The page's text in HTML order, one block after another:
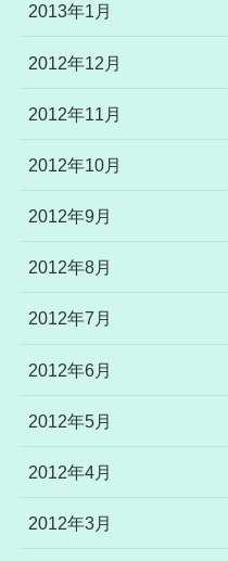
2013年1月
2012年12月
2012年11月
2012年10月
2012年9月
2012年8月
2012年7月
2012年6月
2012年5月
2012年4月
2012年3月